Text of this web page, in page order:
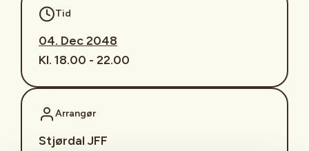
Tid
04. Dec 2048
Kl. 18.00 - 22.00
Arrangør
Stjørdal JFF